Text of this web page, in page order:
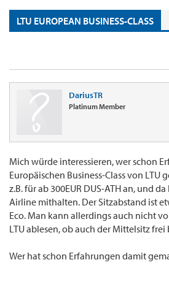
LTU EUROPEAN BUSINESS-CLASS
DariusTR
Platinum Member
Mich würde interessieren, wer schon
Europäischen Business-Class von LTU
z.B. für ab 300EUR DUS-ATH an, und
Airline mithalten. Der Sitzabstand ist
Eco. Man kann allerdings auch nicht
LTU ablesen, ob auch der Mittelsitz frei
Wer hat schon Erfahrungen damit